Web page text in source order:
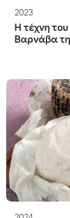
2023
Η τέχνη
Βαρνάβα